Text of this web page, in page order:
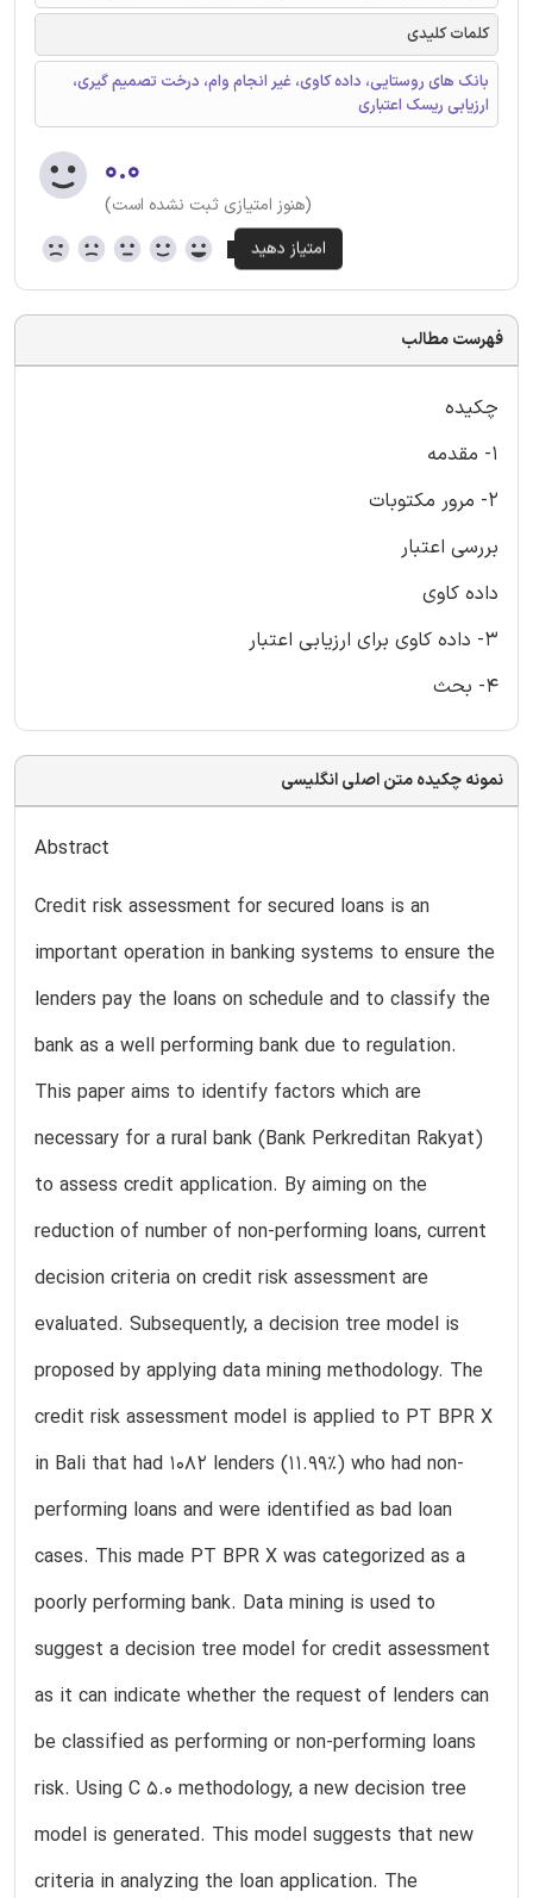
کلمات کلیدی
بانک های روستایی، داده کاوی، غیر انجام وام، درخت تصمیم گیری،
ارزیابی ریسک اعتباری
۰.۰
(هنوز امتیازی ثبت نشده است)
فهرست مطالب
چکیده
1- مقدمه
2- مرور مکتوبات
بررسی اعتبار
داده کاوی
3- داده کاوی برای ارزیابی اعتبار
4- بحث
نمونه چکیده متن اصلی انگلیسی
Abstract
Credit risk assessment for secured loans is an
important operation in banking systems to ensure the
lenders pay the loans on schedule and to classify the
bank as a well performing bank due to regulation.
This paper aims to identify factors which are
necessary for a rural bank (Bank Perkreditan Rakyat)
to assess credit application. By aiming on the
reduction of number of non-performing loans, current
decision criteria on credit risk assessment are
evaluated. Subsequently, a decision tree model is
proposed by applying data mining methodology. The
credit risk assessment model is applied to PT BPR X
in Bali that had 1082 lenders (11.99%) who had non-
performing loans and were identified as bad loan
cases. This made PT BPR X was categorized as a
poorly performing bank. Data mining is used to
suggest a decision tree model for credit assessment
as it can indicate whether the request of lenders can
be classified as performing or non-performing loans
risk. Using C 5.0 methodology, a new decision tree
model is generated. This model suggests that new
criteria in analyzing the loan application. The